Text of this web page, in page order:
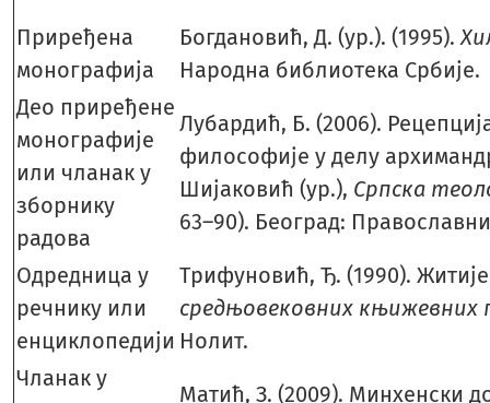
Приређена
монографија
Богдановић, Д. (ур.). (1995).
Народна библиотека Србије.
Део приређене
монографије
или чланак у
зборнику
радова
Лубардић, Б. (2006).
философије у делу
Шијаковић (ур.), Српска
63–90). Београд:
Одредница у
речнику или
енциклопедији
Трифуновић, Ђ. (1990).
средњовековних књижевних
Нолит.
Чланак у
Матић, З. (2009). Минхенски